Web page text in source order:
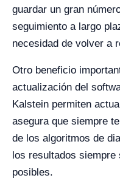
guardar un gran
seguimiento a largo
necesidad de volver a
Otro beneficio
actualización del
Kalstein permiten
asegura que siempre
de los algoritmos de
los resultados
posibles.